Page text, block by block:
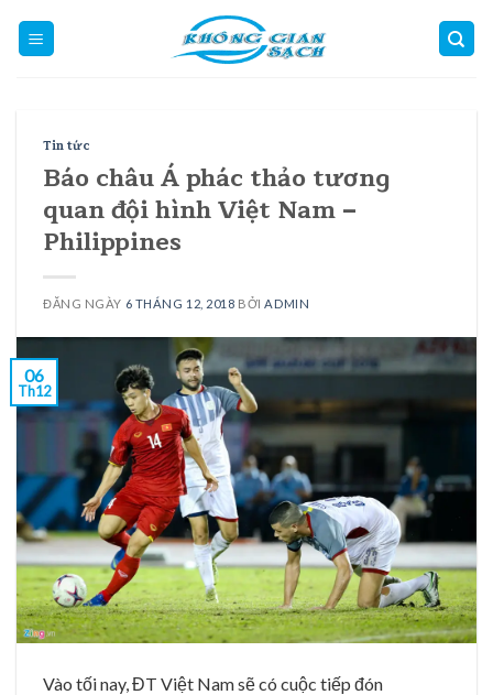
Tin tức
Báo châu Á phác thảo tương
quan đội hình Việt Nam –
Philippines
ĐĂNG NGÀY 6 THÁNG 12, 2018 BỞI ADMIN
06
Th12
Vào tối nay, ĐT Việt Nam sẽ có cuộc tiếp đón